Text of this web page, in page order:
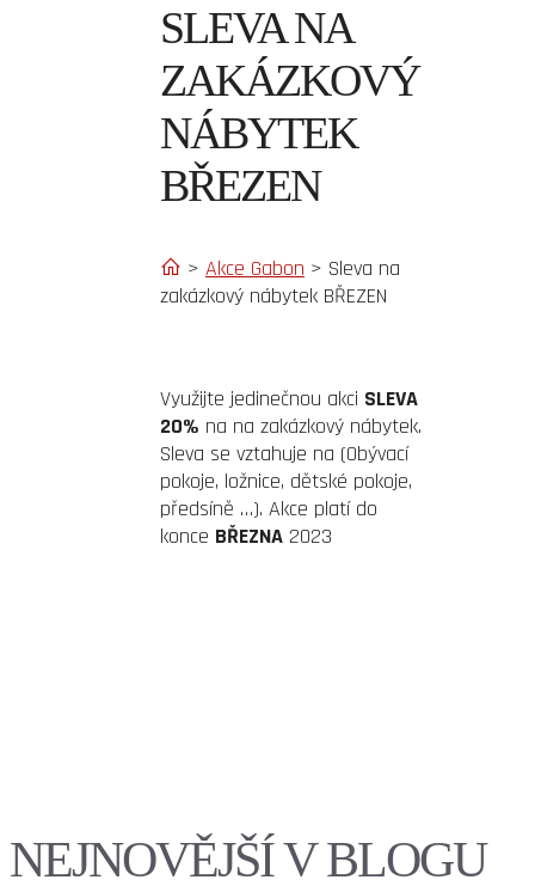
SLEVA NA
ZAKÁZKOVÝ
NÁBYTEK
BŘEZEN
> Akce Gabon > Sleva na
zakázkový nábytek BŘEZEN
Využijte jedinečnou akci SLEVA
20% na na zakázkový nábytek.
Sleva se vztahuje na (Obývací
pokoje, ložnice, dětské pokoje,
předsíně …). Akce platí do
konce BŘEZNA 2023
NEJNOVĚJŠÍ V BLOGU